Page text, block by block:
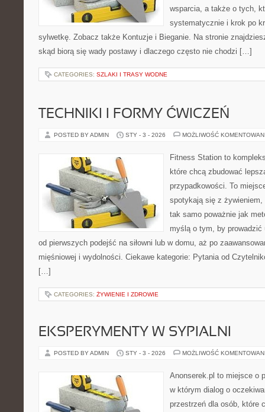
wsparcia, a także o tych,
systematycznie i krok po
sylwetkę. Zobacz także Kontuzje i Bieganie. Na stronie
skąd biorą się wady postawy i dlaczego często nie chodzi […]
CATEGORIES: SZLAKI I TRASY WODNE
TECHNIKI I FORMY ĆWICZEŃ
POSTED BY ADMIN STY - 3 - 2026 MOŻLIWOŚĆ
Fitness Station to
które chcą zbudować
przypadkowości. To
spotykają się z
tak samo poważnie jak
myślą o tym, by
od pierwszych podejść na siłowni lub w domu, aż po
mięśniowej i wydolności. Ciekawe kategorie: Pytania od
[…]
CATEGORIES: ŻYWIENIE I ZDROWIE
EKSPERYMENTY W SYPIALNI
POSTED BY ADMIN STY - 3 - 2026 MOŻLIWOŚĆ
Anonserek.pl to miejsce o
w którym dialog o
przestrzeń dla osób, które